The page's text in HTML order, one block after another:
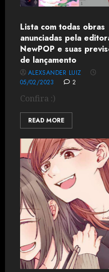
Lista com todas obras
anunciadas pela
NewPOP e suas
de lançamento
ALEXSANDER LUIZ
05/02/2023
2
Confira :)
READ MORE